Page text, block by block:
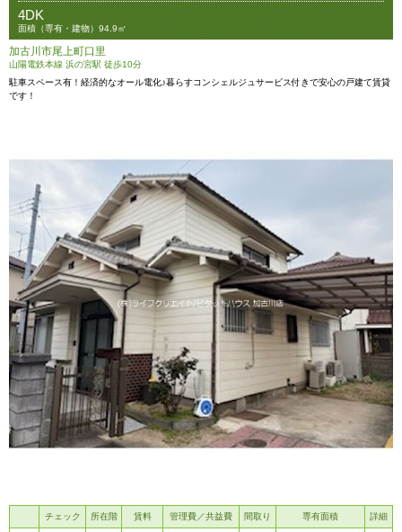
4DK
面積（専有・建物）94.9㎡
加古川市尾上町口里
山陽電鉄本線 浜の宮駅 徒歩10分
駐車スペース有！経済的なオール電化♪暮らすコンシェルジュサービス付きで安心の戸建て賃貸
です！
チェック 所在階 賃料 管理費／共益費 間取り 専有面積 詳細